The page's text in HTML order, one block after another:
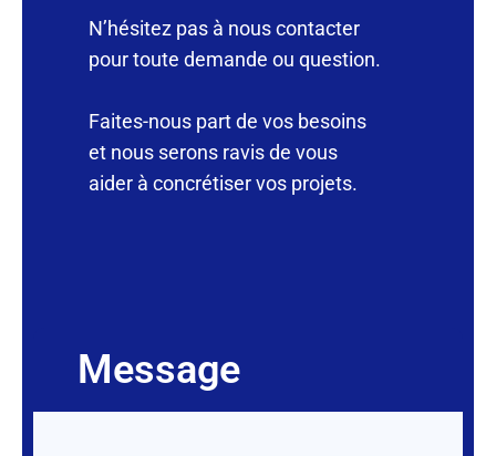
N’hésitez pas à nous contacter
pour toute demande ou question.
Faites-nous part de vos besoins
et nous serons ravis de vous
aider à concrétiser vos projets.
Message